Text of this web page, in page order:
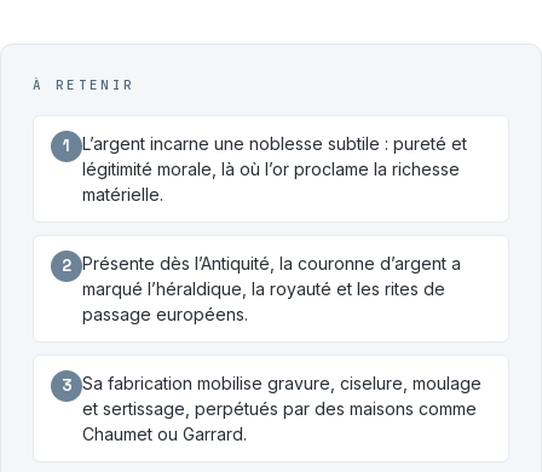
À RETENIR
1
L’argent incarne une noblesse subtile : pureté et
légitimité morale, là où l’or proclame la richesse
matérielle.
2 Présente dès l’Antiquité, la couronne d’argent a
marqué l’héraldique, la royauté et les rites de
passage européens.
3 Sa fabrication mobilise gravure, ciselure, moulage
et sertissage, perpétués par des maisons comme
Chaumet ou Garrard.